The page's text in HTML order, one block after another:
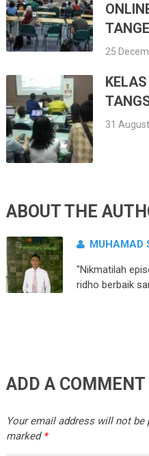
25
31
ABOUT THE
MUHAMAD
"Nikmatilah
ridho berbaik
ADD A COMMENT
Your email address will not be
marked *